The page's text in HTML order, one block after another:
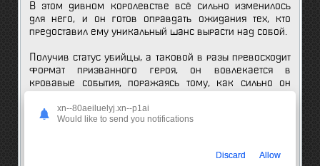
В этом дивном королевстве всё сильно изменилось
для него, и он готов оправдать ожидания тех, кто
предоставил ему уникальный шанс вырасти над собой.
Получив статус убийцы, а таковой в разы превосходит
формат призванного героя, он вовлекается в
кровавые события, поражаясь тому, как сильно он
него вчерашнего мало, что осталось. Акира Ода
настроился и дальше строить удивительную карьеру в
который призвал юношу, превращается в его
xn--80aeiluelyj.xn--p1ai
Would like to send you notifications
Discard Allow